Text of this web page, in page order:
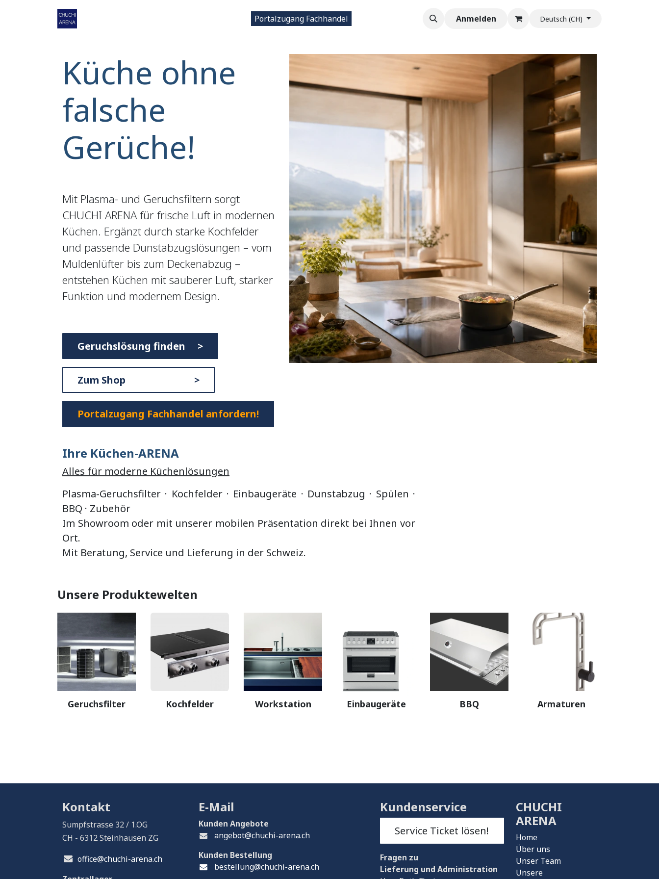
Zum Inhalt springen
Portalzugang Fachhandel Anmelden Deutsch (CH)
Küche ohne
falsche
Gerüche!
Mit Plasma- und Geruchsfiltern sorgt
CHUCHI ARENA für frische Luft in modernen
Küchen. Ergänzt durch starke Kochfelder
und passende Dunstabzugslösungen – vom
Muldenlüfter bis zum Deckenabzug –
entstehen Küchen mit sauberer Luft, starker
Funktion und modernem Design.
Geruchslösung finden >
Zum Shop >
Portalzugang Fachhandel anfordern!
Ihre Küchen-ARENA
Alles für moderne Küchenlösungen
Plasma-Geruchsfilter · Kochfelder · Einbaugeräte · Dunstabzug · Spülen ·
BBQ · Zubehör
Im Showroom oder mit unserer mobilen Präsentation direkt bei Ihnen vor
Ort.
Mit Beratung, Service und Lieferung in der Schweiz.
Unsere Produktewelten
Geruchsfilter Kochfelder Workstation Einbaugeräte BBQ Armaturen
CHUCHI
ARENA
Home
Über uns
Unser Team
Unsere
Kontakt
Sumpfstrasse 32 / 1.OG
CH - 6312 Steinhausen ZG
office@chuchi-arena.ch
Kundenservice
Service Ticket lösen!
Fragen zu
Lieferung und Administration
E-Mail
Kunden Angebote
angebot@chuchi-arena.ch
Kunden Bestellung
bestellung@chuchi-arena.ch